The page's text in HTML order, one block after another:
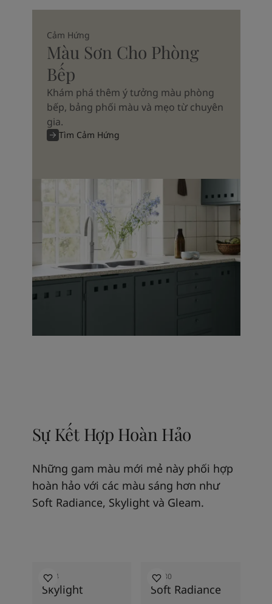
Màu Sơn Cho Phòng
Bếp
Cảm Hứng
Khám phá thêm ý tưởng màu phòng
bếp, bảng phối màu và mẹo từ chuyên
gia.
Tìm Cảm Hứng
Sự Kết Hợp Hoàn Hảo
Những gam màu mới mẻ này phối hợp
hoàn hảo với các màu sáng hơn như
Soft Radiance, Skylight và Gleam.
1624
Skylight
12080
Soft Radiance